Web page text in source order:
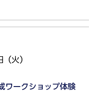
火）
ワークショップ体験